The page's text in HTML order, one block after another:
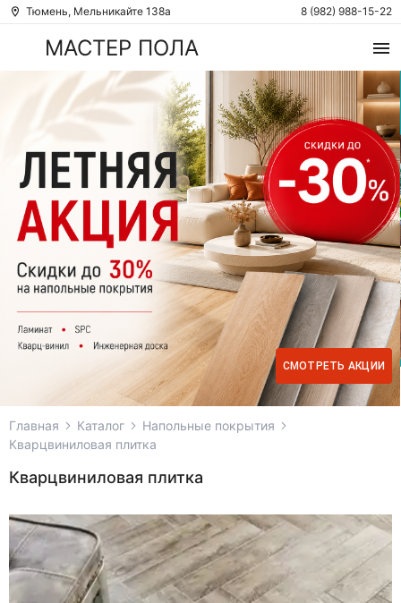
Тюмень, Мельникайте 138а 8 (982) 988-15-22
МАСТЕР ПОЛА
СМОТРЕТЬ АКЦИИ
Главная Каталог
Напольные покрытия
Кварцвиниловая плитка
Кварцвиниловая плитка